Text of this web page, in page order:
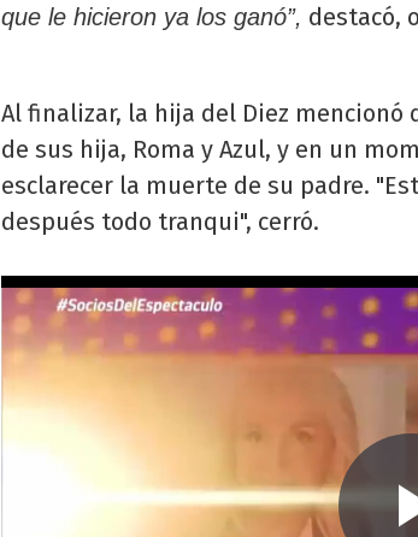
que le hicieron ya los ganó”, destacó,
Al finalizar, la hija del Diez
de sus hija, Roma y Azul, y en un
esclarecer la muerte de su padre.
después todo tranqui", cerró.